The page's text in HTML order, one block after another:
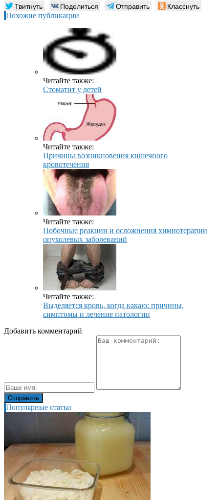
Твитнуть Поделиться Отправить Класснуть
Похожие публикации
Читайте также:
Стоматит у детей
Читайте также:
Причины возникновения кишечного
кровотечения
Читайте также:
Побочные реакции и осложнения химиотерапии
опухолевых заболеваний
Читайте также:
Выделяется кровь, когда какаю: причины,
симптомы и лечение патологии
Добавить комментарий
Популярные статьи